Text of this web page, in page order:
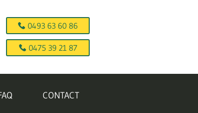
0493 63 60 86
0475 39 21 87
CONTACT